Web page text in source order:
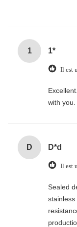
1 1*
Il est
with you.
D D*d
Il est
Sealed
stainless